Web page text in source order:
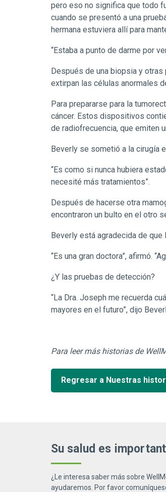
pero eso no significa que todo
cuando se presentó a una
hermana estuviera allí para
“Estaba a punto de darme por
Después de una biopsia y otras
extirpan las células anormales
Para prepararse para la
cáncer. Estos dispositivos
de radiofrecuencia, que emiten
Beverly se sometió a la cirugía
“Es como si nunca hubiera
necesité más tratamientos”.
Después de hacerse otra
encontraron un bulto en el otro
Beverly está agradecida de que
“Es una gran doctora”, afirmó.
¿Y las pruebas de detección?
“La Dra. Joseph me recuerda
mayores en el futuro”, dijo
Para leer más historias de
Regresar a Nuestras
Su salud es
¿Le interesa saber más sobre
ayudaremos. Por favor